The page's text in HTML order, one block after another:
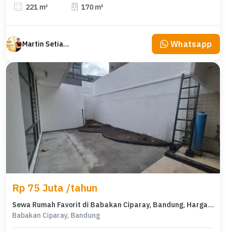
221 m² 170 m²
Martin Setiawan Tjandra Whatsapp
Rp 75 Juta /tahun
Sewa Rumah Favorit di Babakan Ciparay, Bandung, Harga Terjangkau
Babakan Ciparay, Bandung